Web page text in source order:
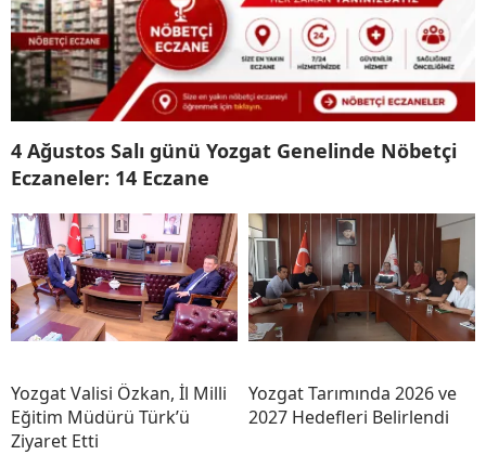
4 Ağustos Salı günü Yozgat Genelinde Nöbetçi
Eczaneler: 14 Eczane
Yozgat Valisi Özkan, İl Milli
Eğitim Müdürü Türk’ü
Ziyaret Etti
Yozgat Tarımında 2026 ve
2027 Hedefleri Belirlendi